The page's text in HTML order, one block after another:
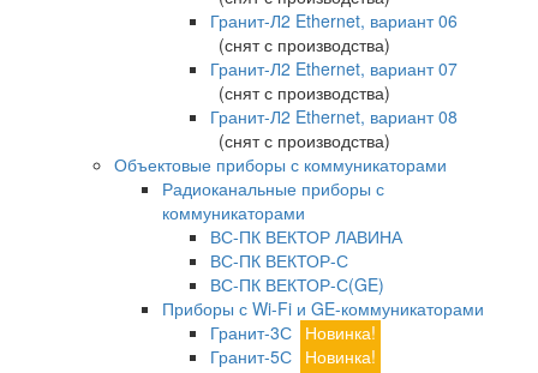
Гранит-Л2 Ethernet, вариант 06
(снят с производства)
Гранит-Л2 Ethernet, вариант 07
(снят с производства)
Гранит-Л2 Ethernet, вариант 08
(снят с производства)
Объектовые приборы с коммуникаторами
Радиоканальные приборы с
коммуникаторами
ВС-ПК ВЕКТОР ЛАВИНА
ВС-ПК ВЕКТОР-С
ВС-ПК ВЕКТОР-С(GE)
Приборы с Wi-Fi и GE-коммуникаторами
Гранит-3С Новинка!
Гранит-5С Новинка!